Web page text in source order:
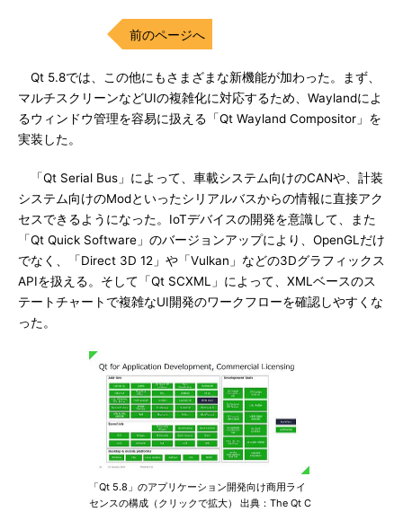
前のページへ
Qt 5.8では、この他にもさまざまな新機能が加わった。まず、
マルチスクリーンなどUIの複雑化に対応するため、Waylandによ
るウィンドウ管理を容易に扱える「Qt Wayland Compositor」を
実装した。
「Qt Serial Bus」によって、車載システム向けのCANや、計装
システム向けのModといったシリアルバスからの情報に直接アク
セスできるようになった。IoTデバイスの開発を意識して、また
「Qt Quick Software」のバージョンアップにより、OpenGLだけ
でなく、「Direct 3D 12」や「Vulkan」などの3Dグラフィックス
APIを扱える。そして「Qt SCXML」によって、XMLベースのス
テートチャートで複雑なUI開発のワークフローを確認しやすくな
った。
「Qt 5.8」のアプリケーション開発向け商用ライ
センスの構成（クリックで拡大） 出典：The Qt C